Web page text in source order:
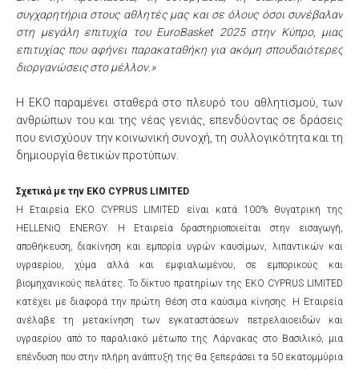
συγχαρητήρια στους αθλητές μας και σε όλους όσοι συνέβαλαν
στη μεγάλη επιτυχία του EuroBasket 2025 στην Κύπρο, μιας
επιτυχίας που αφήνει παρακαταθήκη για ακόμη σπουδαιότερες
διοργανώσεις στο μέλλον.»
Η ΕΚΟ παραμένει σταθερά στο πλευρό του αθλητισμού, των
ανθρώπων του και της νέας γενιάς, επενδύοντας σε δράσεις
που ενισχύουν την κοινωνική συνοχή, τη συλλογικότητα και τη
δημιουργία θετικών προτύπων.
Σχετικά με την ΕΚΟ CYPRUS LIMITED
Η Εταιρεία EKO CYPRUS LIMITED είναι κατά 100% θυγατρική της
HELLENiQ ENERGY. Η Εταιρεία δραστηριοποιείται στην εισαγωγή,
αποθήκευση, διακίνηση και εμπορία υγρών καυσίμων, λιπαντικών και
υγραερίου, χύμα αλλά και εμφιαλωμένου, σε εμπορικούς και
βιομηχανικούς πελάτες. Το δίκτυο πρατηρίων της EKO CYPRUS LIMITED
κατέχει με διαφορά την πρώτη θέση στα καύσιμα κίνησης. Η Εταιρεία
ανέλαβε τη μετακίνηση των εγκαταστάσεων πετρελαιοειδών και
υγραερίου από το παραλιακό μέτωπο της Λάρνακας στο Βασιλικό, μια
επένδυση που στην πλήρη ανάπτυξή της θα ξεπεράσει τα 50 εκατομμύρια